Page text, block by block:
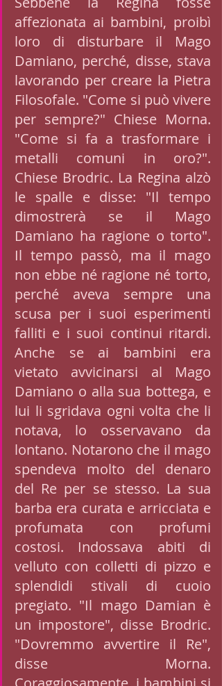
affezionata ai bambini, proibì
loro di disturbare il Mago
Damiano, perché, disse, stava
lavorando per creare la Pietra
Filosofale. "Come si può vivere
per sempre?" Chiese Morna.
"Come si fa a trasformare i
metalli comuni in oro?".
Chiese Brodric. La Regina alzò
le spalle e disse: "Il tempo
dimostrerà se il Mago
Damiano ha ragione o torto".
Il tempo passò, ma il mago
non ebbe né ragione né torto,
perché aveva sempre una
scusa per i suoi esperimenti
falliti e i suoi continui ritardi.
Anche se ai bambini era
vietato avvicinarsi al Mago
Damiano o alla sua bottega, e
lui li sgridava ogni volta che li
notava, lo osservavano da
lontano. Notarono che il mago
spendeva molto del denaro
del Re per se stesso. La sua
barba era curata e arricciata e
profumata con profumi
costosi. Indossava abiti di
velluto con colletti di pizzo e
splendidi stivali di cuoio
pregiato. "Il mago Damian è
un impostore", disse Brodric.
"Dovremmo avvertire il Re",
disse Morna.